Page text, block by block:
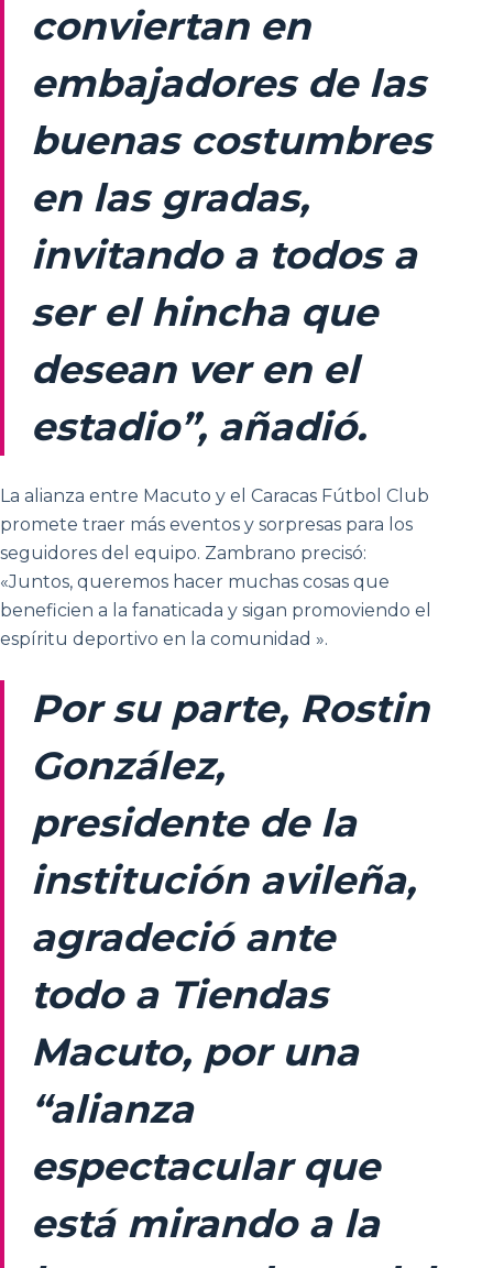
conviertan en
embajadores de las
buenas costumbres
en las gradas,
invitando a todos a
ser el hincha que
desean ver en el
estadio”, añadió.
La alianza entre Macuto y el Caracas Fútbol Club
promete traer más eventos y sorpresas para los
seguidores del equipo. Zambrano precisó:
«Juntos, queremos hacer muchas cosas que
beneficien a la fanaticada y sigan promoviendo el
espíritu deportivo en la comunidad ».
Por su parte, Rostin
González,
presidente de la
institución avileña,
agradeció ante
todo a Tiendas
Macuto, por una
“alianza
espectacular que
está mirando a la